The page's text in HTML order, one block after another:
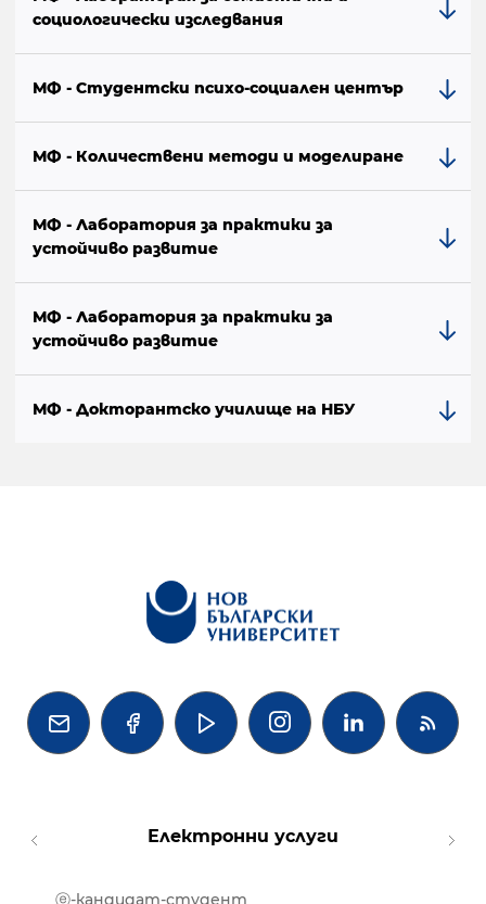
социологически изследвания
МФ - Студентски психо-социален център
МФ - Количествени методи и моделиране
МФ - Лаборатория за практики за
устойчиво развитие
МФ - Лаборатория за практики за
устойчиво развитие
МФ - Докторантско училище на НБУ
   
Електронни услуги
ⓔ-кандидат-студент